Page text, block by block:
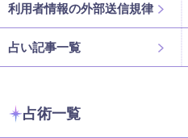
利用者情報の外部送信規律
占い記事一覧
占術一覧